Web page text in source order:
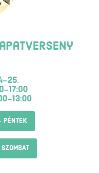
25.
17:00
13:00
PÉNTEK